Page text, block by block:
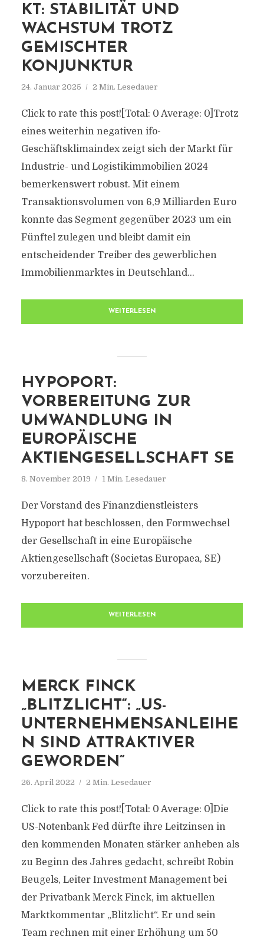
KT: STABILITÄT UND
WACHSTUM TROTZ
GEMISCHTER
KONJUNKTUR
24. Januar 2025 2 Min. Lesedauer
Click to rate this post![Total: 0 Average: 0]Trotz
eines weiterhin negativen ifo-
Geschäftsklimaindex zeigt sich der Markt für
Industrie- und Logistikimmobilien 2024
bemerkenswert robust. Mit einem
Transaktionsvolumen von 6,9 Milliarden Euro
konnte das Segment gegenüber 2023 um ein
Fünftel zulegen und bleibt damit ein
entscheidender Treiber des gewerblichen
Immobilienmarktes in Deutschland...
WEITERLESEN
HYPOPORT:
VORBEREITUNG ZUR
UMWANDLUNG IN
EUROPÄISCHE
AKTIENGESELLSCHAFT SE
8. November 2019 1 Min. Lesedauer
Der Vorstand des Finanzdienstleisters
Hypoport hat beschlossen, den Formwechsel
der Gesellschaft in eine Europäische
Aktiengesellschaft (Societas Europaea, SE)
vorzubereiten.
WEITERLESEN
MERCK FINCK
„BLITZLICHT“: „US-
UNTERNEHMENSANLEIHE
N SIND ATTRAKTIVER
GEWORDEN“
26. April 2022 2 Min. Lesedauer
Click to rate this post![Total: 0 Average: 0]Die
US-Notenbank Fed dürfte ihre Leitzinsen in
den kommenden Monaten stärker anheben als
zu Beginn des Jahres gedacht, schreibt Robin
Beugels, Leiter Investment Management bei
der Privatbank Merck Finck, im aktuellen
Marktkommentar „Blitzlicht“. Er und sein
Team rechnen mit einer Erhöhung um 50